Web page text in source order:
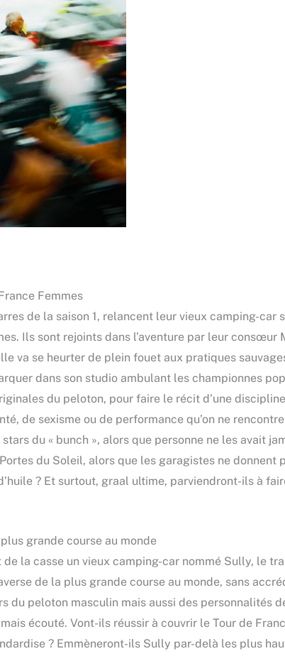
Femmes
de la saison 1, relancent leur vieux camping-car
Ils sont rejoints dans l’aventure par leur consœur
va se heurter de plein fouet aux pratiques
dans son studio ambulant les championnes
du peloton, pour faire le récit d’une
de sexisme ou de performance qu’on ne
du « bunch », alors que personne ne les avait
du Soleil, alors que les garagistes ne donnent
? Et surtout, graal ultime, parviendront-ils à
grande course au monde
la casse un vieux camping-car nommé Sully, le
de la plus grande course au monde, sans
du peloton masculin mais aussi des personnalités
écouté. Vont-ils réussir à couvrir le Tour de
? Emmèneront-ils Sully par-delà les plus